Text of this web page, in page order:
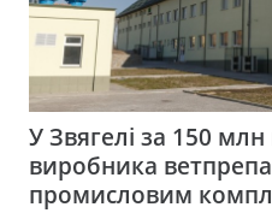
У Звягелі за 150
виробника
промисловим